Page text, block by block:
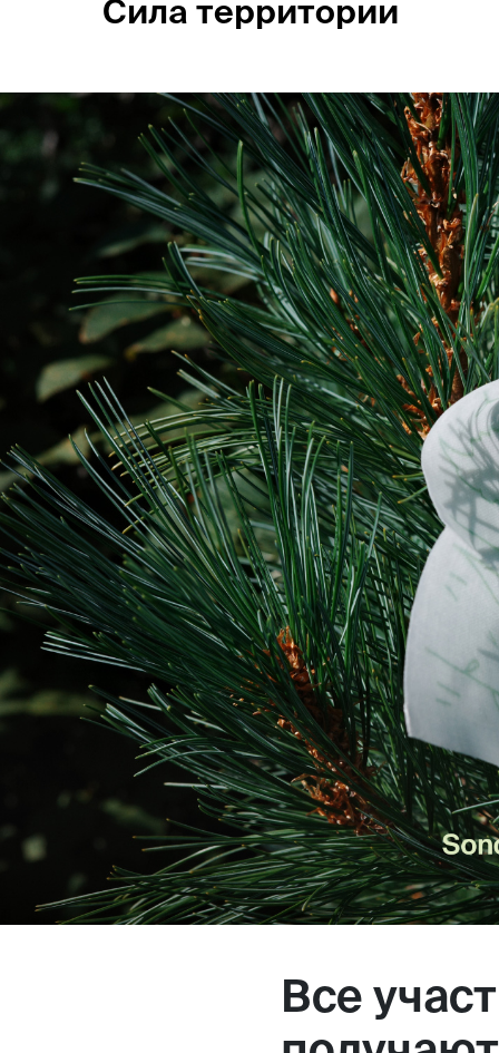
Мир
Команда
Дневник
Магазин
Контакты
ГалереяОтзывыFAQ
+7 925 836 16 98
Сила территории
Все